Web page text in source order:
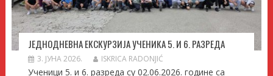
ЈЕДНОДНЕВНА ЕКСКУРЗИЈА УЧЕНИКА 5. И 6. РАЗРЕДА
3. ЈУНА 2026. ISKRICA RADONJIĆ
Ученици 5. и 6. разреда су 02.06.2026. године са